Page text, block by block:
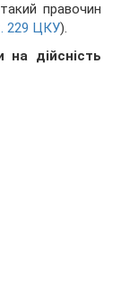
правочин
229 ЦКУ).
дійсність